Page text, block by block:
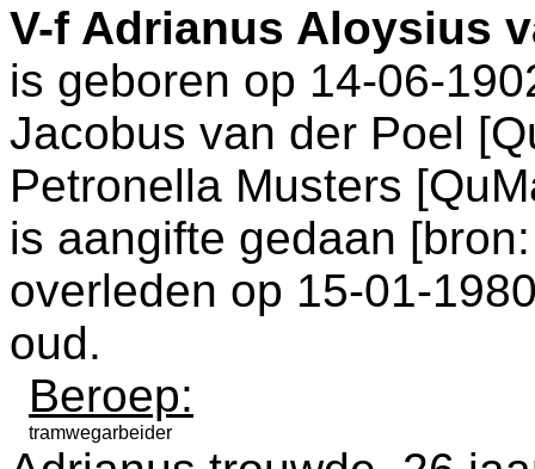
V-f Adrianus Aloysius
is geboren op 14-06-
Jacobus van der Poel
Petronella Musters
is aangifte gedaan [
overleden op 15-01-
oud.
Beroep:
tramwegarbeider